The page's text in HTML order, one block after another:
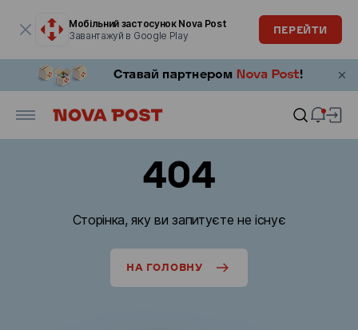
Мобільний застосунок Nova Post
Завантажуй в Google Play
ПЕРЕЙТИ
404
Сторінка, яку ви запитуєте не існує
НА ГОЛОВНУ